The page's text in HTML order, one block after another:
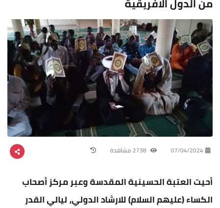
07/04/2024
أحيت العتبة الحسينية المقدسة وعبر مركز أصحاب
الكساء (عليهم السلام) للارشاد الدولي، ليالي القدر